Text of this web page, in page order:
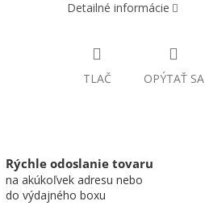
Detailné informácie
TLAČ OPÝTAŤ SA
Rýchle odoslanie tovaru
na akúkoľvek adresu nebo
do výdajného boxu